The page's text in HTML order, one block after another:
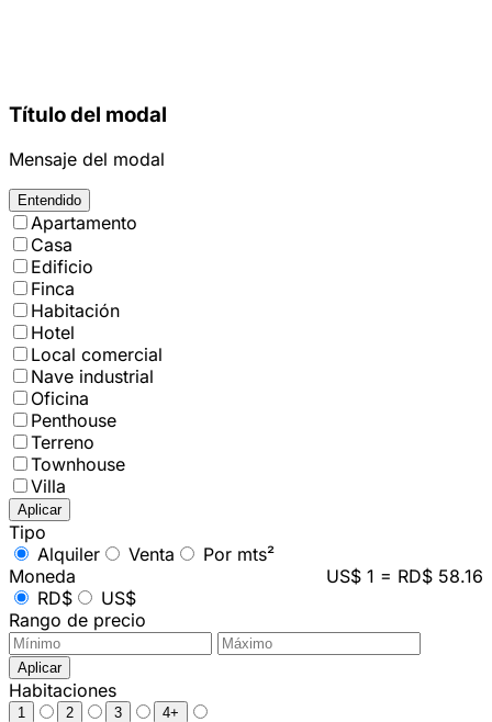
Título del modal
Mensaje del modal
Entendido
Apartamento
Casa
Edificio
Finca
Habitación
Hotel
Local comercial
Nave industrial
Oficina
Penthouse
Terreno
Townhouse
Villa
Aplicar
Tipo
Alquiler
Venta
Por mts²
Moneda
US$ 1 = RD$ 58.16
RD$
US$
Rango de precio
Aplicar
Habitaciones
1 2 3 4+